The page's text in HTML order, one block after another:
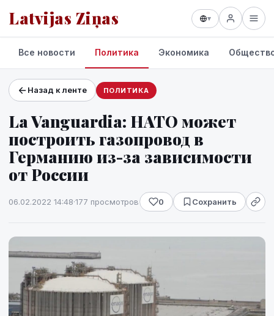
Latvijas Ziņas ▾
Проекты и сервисы
Прогноз погоды
Все новости Политика Экономика
Назад к ленте ПОЛИТИКА
La Vanguardia: НАТО может
построить газопровод в
Германию из-за зависимости
от России
06.02.2022 14:48·177 просмотров 0 Сохранить